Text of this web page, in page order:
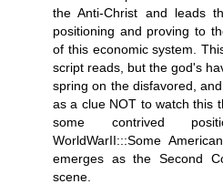
the Anti-Christ and leads
positioning and proving to
of this economic system.
script reads, but the god's
spring on the disfavored,
as a clue NOT to watch this
some contrived
WorldWarII:::Some
emerges as the Second
scene.